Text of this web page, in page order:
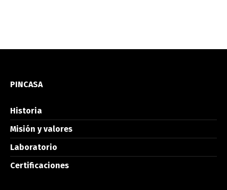
PINCASA
Historia
Misión y valores
Laboratorio
Certificaciones